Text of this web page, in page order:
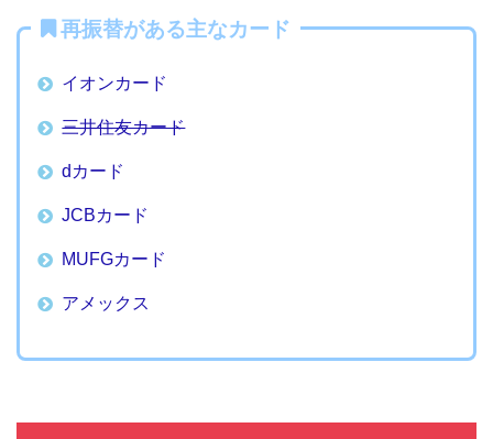
再振替がある主なカード
イオンカード
三井住友カード
dカード
JCBカード
MUFGカード
アメックス